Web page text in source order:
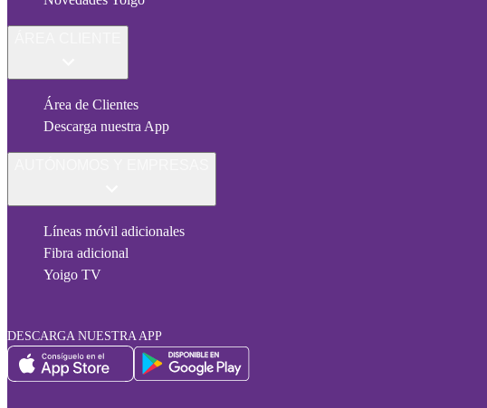
Área de Clientes
Descarga nuestra App
Líneas móvil adicionales
Fibra adicional
Yoigo TV
DESCARGA NUESTRA APP